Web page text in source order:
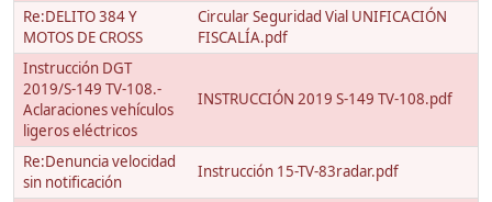
Re:DELITO 384 Y
MOTOS DE CROSS
Circular Seguridad Vial UNIFICACIÓN
FISCALÍA.pdf
Instrucción DGT
2019/S-149 TV-108.-
Aclaraciones vehículos
ligeros eléctricos
INSTRUCCIÓN 2019 S-149 TV-108.pdf
Re:Denuncia velocidad
sin notificación
Instrucción 15-TV-83radar.pdf